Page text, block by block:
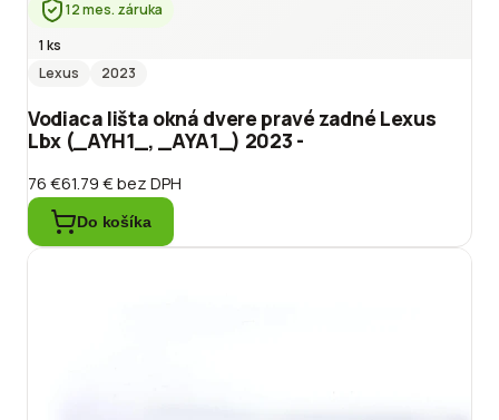
12 mes. záruka
1 ks
Lexus
2023
Vodiaca lišta okná dvere pravé zadné Lexus
Lbx (_AYH1_, _AYA1_) 2023 -
76 €61.79 €bez DPH
Do košíka